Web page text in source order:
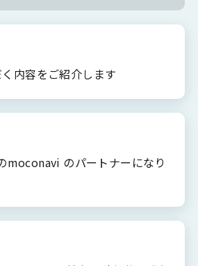
内容をご紹介します
moconavi のパートナーになり